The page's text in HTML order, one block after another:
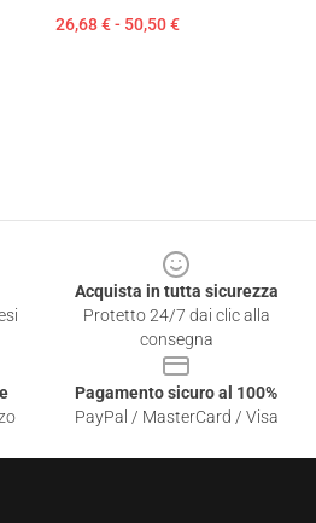
26,68 € - 50,50 €
Acquista in tutta sicurezza
Protetto 24/7 dai clic alla
consegna
Pagamento sicuro al 100%
PayPal / MasterCard / Visa